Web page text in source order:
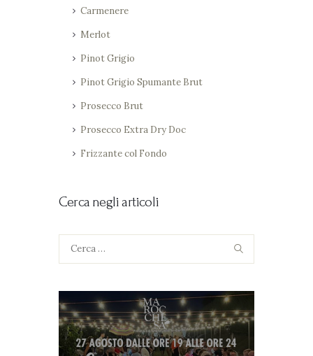
Carmenere
Merlot
Pinot Grigio
Pinot Grigio Spumante Brut
Prosecco Brut
Prosecco Extra Dry Doc
Frizzante col Fondo
Cerca negli articoli
Ricerca